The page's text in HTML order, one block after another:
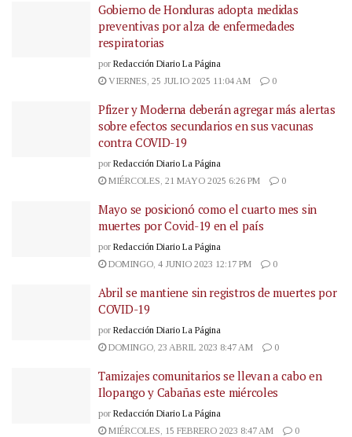
Gobierno de Honduras adopta medidas
preventivas por alza de enfermedades
respiratorias
por Redacción Diario La Página
VIERNES, 25 JULIO 2025 11:04 AM
0
Pfizer y Moderna deberán agregar más alertas
sobre efectos secundarios en sus vacunas
contra COVID-19
por Redacción Diario La Página
MIÉRCOLES, 21 MAYO 2025 6:26 PM
0
Mayo se posicionó como el cuarto mes sin
muertes por Covid-19 en el país
por Redacción Diario La Página
DOMINGO, 4 JUNIO 2023 12:17 PM
0
Abril se mantiene sin registros de muertes por
COVID-19
por Redacción Diario La Página
DOMINGO, 23 ABRIL 2023 8:47 AM
0
Tamizajes comunitarios se llevan a cabo en
Ilopango y Cabañas este miércoles
por Redacción Diario La Página
MIÉRCOLES, 15 FEBRERO 2023 8:47 AM
0